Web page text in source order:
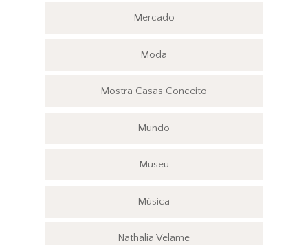
Mercado
Moda
Mostra Casas Conceito
Mundo
Museu
Música
Nathalia Velame